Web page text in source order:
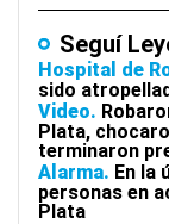
Seguí
Hospital de
sido
Video
Plata,
terminaron
Alarma En la
personas en
Plata